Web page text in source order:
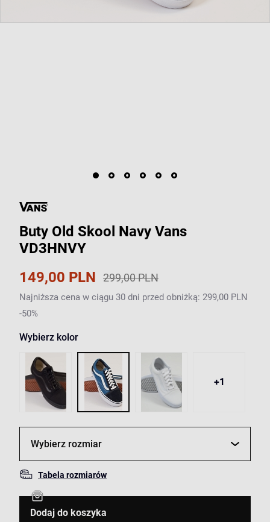
Buty Old Skool Navy Vans
VD3HNVY
149,00 PLN
299,00 PLN
Najniższa cena w ciągu 30 dni przed obniżką: 299,00 PLN
-50%
Wybierz kolor
+1
Wybierz rozmiar
Tabela rozmiarów
Dodaj do koszyka